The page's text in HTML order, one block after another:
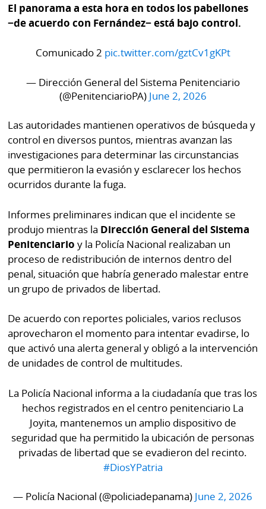
Tienda
Tiquetes
KM
Corprensa
Ellas
La
Busca
Fácil
Hoy
por
Hoy
⌾
Sábado
Picante
⌾
La
Repregunta
⌾
Tal
⌾
Sin
Censura
El panorama a esta hora en todos los pabellones
−de acuerdo con Fernández− está bajo control.
Comunicado 2 pic.twitter.com/gztCv1gKPt
— Dirección General del Sistema Penitenciario
(@PenitenciarioPA) June 2, 2026
Las autoridades mantienen operativos de búsqueda y
control en diversos puntos, mientras avanzan las
investigaciones para determinar las circunstancias
que permitieron la evasión y esclarecer los hechos
ocurridos durante la fuga.
Informes preliminares indican que el incidente se
produjo mientras la Dirección General del Sistema
Penitenciario y la Policía Nacional realizaban un
proceso de redistribución de internos dentro del
penal, situación que habría generado malestar entre
un grupo de privados de libertad.
De acuerdo con reportes policiales, varios reclusos
aprovecharon el momento para intentar evadirse, lo
que activó una alerta general y obligó a la intervención
de unidades de control de multitudes.
La Policía Nacional informa a la ciudadanía que tras los
hechos registrados en el centro penitenciario La
Joyita, mantenemos un amplio dispositivo de
seguridad que ha permitido la ubicación de personas
privadas de libertad que se evadieron del recinto.
#DiosYPatria
— Policía Nacional (@policiadepanama) June 2, 2026